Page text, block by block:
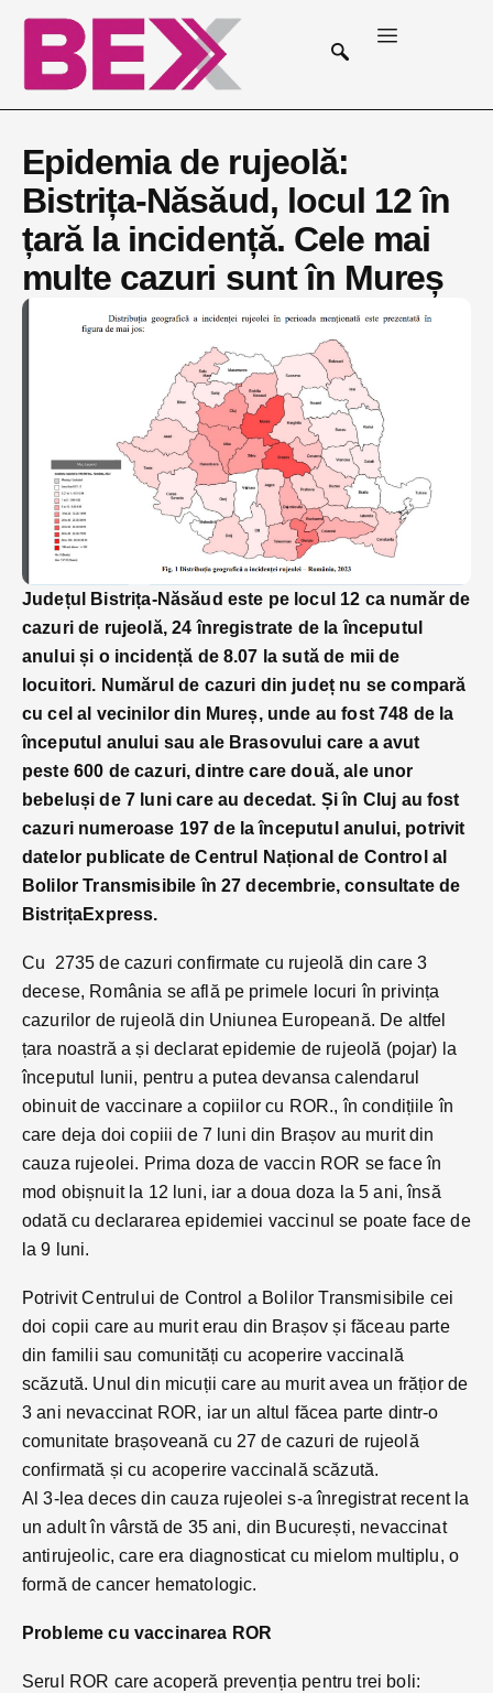
Epidemia de rujeolă:
Bistrița-Năsăud, locul 12 în
țară la incidență. Cele mai
multe cazuri sunt în Mureș
Județul Bistrița-Năsăud este pe locul 12 ca număr de
cazuri de rujeolă, 24 înregistrate de la începutul
anului și o incidență de 8.07 la sută de mii de
locuitori. Numărul de cazuri din județ nu se compară
cu cel al vecinilor din Mureș, unde au fost 748 de la
începutul anului sau ale Brasovului care a avut
peste 600 de cazuri, dintre care două, ale unor
bebeluși de 7 luni care au decedat. Și în Cluj au fost
cazuri numeroase 197 de la începutul anului, potrivit
datelor publicate de Centrul Național de Control al
Bolilor Transmisibile în 27 decembrie, consultate de
BistrițaExpress.
Cu 2735 de cazuri confirmate cu rujeolă din care 3
decese, România se află pe primele locuri în privința
cazurilor de rujeolă din Uniunea Europeană. De altfel
țara noastră a și declarat epidemie de rujeolă (pojar) la
începutul lunii, pentru a putea devansa calendarul
obinuit de vaccinare a copiilor cu ROR., în condițiile în
care deja doi copiii de 7 luni din Brașov au murit din
cauza rujeolei. Prima doza de vaccin ROR se face în
mod obișnuit la 12 luni, iar a doua doza la 5 ani, însă
odată cu declararea epidemiei vaccinul se poate face de
la 9 luni.
Potrivit Centrului de Control a Bolilor Transmisibile cei
doi copii care au murit erau din Brașov și făceau parte
din familii sau comunități cu acoperire vaccinală
scăzută. Unul din micuții care au murit avea un frățior de
3 ani nevaccinat ROR, iar un altul făcea parte dintr-o
comunitate brașoveană cu 27 de cazuri de rujeolă
confirmată și cu acoperire vaccinală scăzută.
Al 3-lea deces din cauza rujeolei s-a înregistrat recent la
un adult în vârstă de 35 ani, din București, nevaccinat
antirujeolic, care era diagnosticat cu mielom multiplu, o
formă de cancer hematologic.
Probleme cu vaccinarea ROR
Serul ROR care acoperă prevenția pentru trei boli: